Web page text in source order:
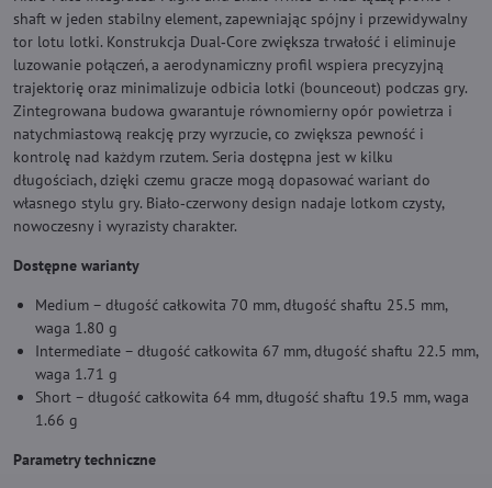
shaft w jeden stabilny element, zapewniając spójny i przewidywalny
tor lotu lotki. Konstrukcja Dual‑Core zwiększa trwałość i eliminuje
luzowanie połączeń, a aerodynamiczny profil wspiera precyzyjną
trajektorię oraz minimalizuje odbicia lotki (bounceout) podczas gry.
Zintegrowana budowa gwarantuje równomierny opór powietrza i
natychmiastową reakcję przy wyrzucie, co zwiększa pewność i
kontrolę nad każdym rzutem. Seria dostępna jest w kilku
długościach, dzięki czemu gracze mogą dopasować wariant do
własnego stylu gry. Biało‑czerwony design nadaje lotkom czysty,
nowoczesny i wyrazisty charakter.
Dostępne warianty
Medium – długość całkowita 70 mm, długość shaftu 25.5 mm,
waga 1.80 g
Intermediate – długość całkowita 67 mm, długość shaftu 22.5 mm,
waga 1.71 g
Short – długość całkowita 64 mm, długość shaftu 19.5 mm, waga
1.66 g
Parametry techniczne